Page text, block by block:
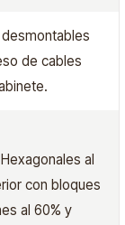
de cables
al
con bloques
al 60% y